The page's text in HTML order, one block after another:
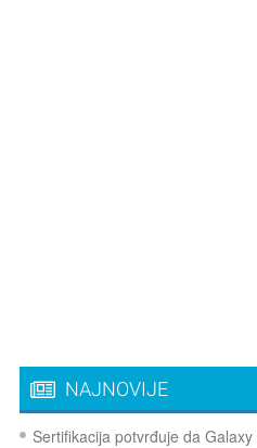
NAJNOVIJE
Sertifikacija potvrđuje da